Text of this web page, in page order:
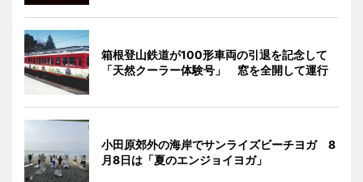
箱根登山鉄道が100形車両の引退を記念して
「天然クーラー体験号」 窓を全開して運行
小田原郊外の海岸でサンライズビーチヨガ 8
月8日は「夏のエンジョイヨガ」